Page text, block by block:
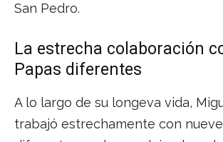
San Pedro.
La estrecha colaboración
Papas diferentes
A lo largo de su longeva vida,
trabajó estrechamente con